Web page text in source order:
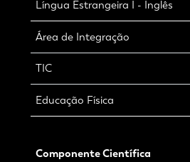
Língua Estrangeira I - Inglês
Área de Integração
TIC
Educação Física
Componente Científica